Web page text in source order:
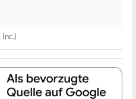
Inc.)